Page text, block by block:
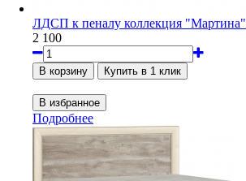
ЛДСП к пеналу коллекция "Мартина"
2 100
Подробнее